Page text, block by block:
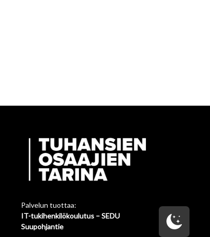
Palvelun tuottaa:
IT-tukihenkilökoulutus – SEDU
Suupohjantie